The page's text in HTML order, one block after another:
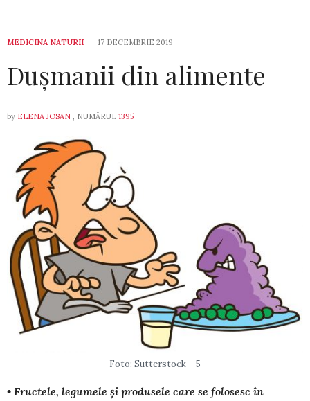
MEDICINA NATURII 17 DECEMBRIE 2019
Dușmanii din alimente
by ELENA JOSAN , NUMĂRUL 1395
Foto: Sutterstock – 5
• Fructele, legumele și produsele care se folosesc în